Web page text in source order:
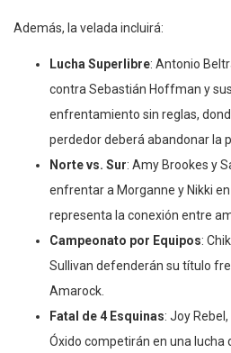
Además, la velada incluirá:
Lucha Superlibre: Antonio
contra Sebastián Hoffman y
enfrentamiento sin reglas,
perdedor deberá abandonar la
Norte vs. Sur: Amy Brookes y
enfrentar a Morganne y Nikki
representa la conexión entre
Campeonato por Equipos:
Sullivan defenderán su título
Amarock.
Fatal de 4 Esquinas: Joy
Óxido competirán en una lucha